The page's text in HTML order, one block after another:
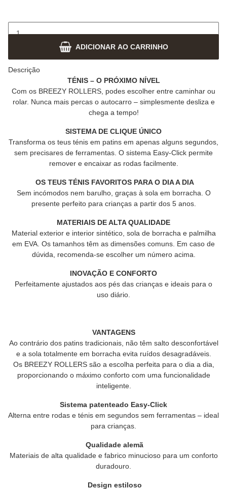
ADICIONAR AO CARRINHO
Descrição
TÉNIS – O PRÓXIMO NÍVEL
Com os BREEZY ROLLERS, podes escolher entre caminhar ou
rolar. Nunca mais percas o autocarro – simplesmente desliza e
chega a tempo!
SISTEMA DE CLIQUE ÚNICO
Transforma os teus ténis em patins em apenas alguns segundos,
sem precisares de ferramentas. O sistema Easy-Click permite
remover e encaixar as rodas facilmente.
OS TEUS TÉNIS FAVORITOS PARA O DIA A DIA
Sem incómodos nem barulho, graças à sola em borracha. O
presente perfeito para crianças a partir dos 5 anos.
MATERIAIS DE ALTA QUALIDADE
Material exterior e interior sintético, sola de borracha e palmilha
em EVA. Os tamanhos têm as dimensões comuns. Em caso de
dúvida, recomenda-se escolher um número acima.
INOVAÇÃO E CONFORTO
Perfeitamente ajustados aos pés das crianças e ideais para o
uso diário.
VANTAGENS
Ao contrário dos patins tradicionais, não têm salto desconfortável
e a sola totalmente em borracha evita ruídos desagradáveis.
Os BREEZY ROLLERS são a escolha perfeita para o dia a dia,
proporcionando o máximo conforto com uma funcionalidade
inteligente.
Sistema patenteado Easy-Click
Alterna entre rodas e ténis em segundos sem ferramentas – ideal
para crianças.
Qualidade alemã
Materiais de alta qualidade e fabrico minucioso para um conforto
duradouro.
Design estiloso